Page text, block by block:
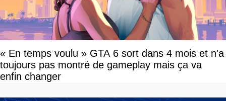
« En temps voulu » GTA 6 sort dans 4 mois et n'a
toujours pas montré de gameplay mais ça va
enfin changer